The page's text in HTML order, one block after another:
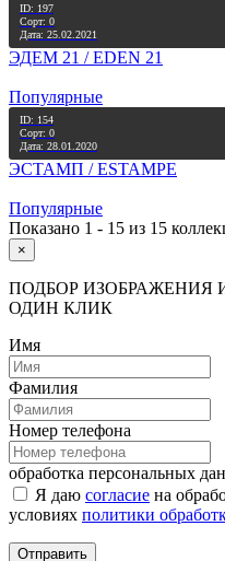
ID: 197
Сорт: 0
Дата: 25.02.2021
ЭДЕМ 21 / EDEN 21
Популярные
ID: 154
Сорт: 0
Дата: 28.01.2020
ЭСТАМП / ESTAMPE
Популярные
Показано 1 - 15 из 15
×
ПОДБОР ИЗОБРАЖЕНИЯ
ОДИН КЛИК
Имя
Фамилия
Номер телефона
обработка персональных
Я даю согласие на
условиях политики
Отправить